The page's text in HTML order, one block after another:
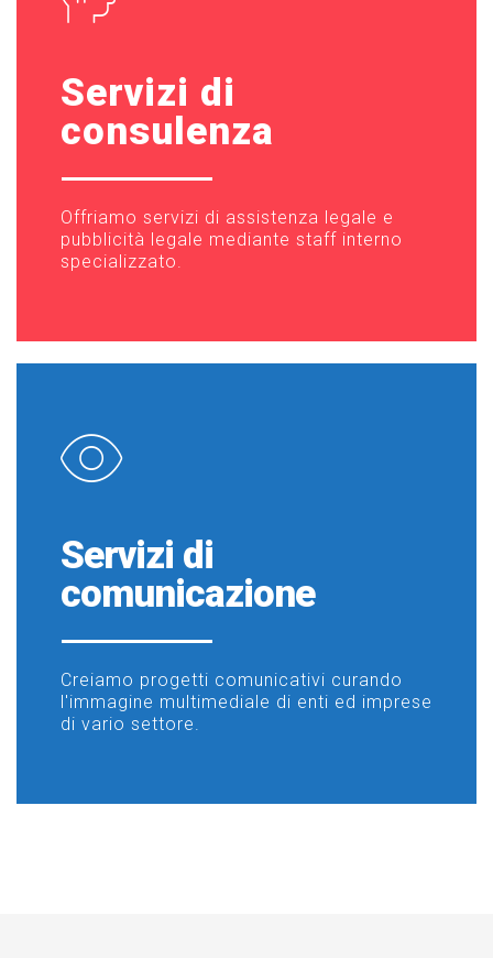
Servizi di
consulenza
Offriamo servizi di assistenza legale e
pubblicità legale mediante staff interno
specializzato.
Servizi di
comunicazione
Creiamo progetti comunicativi curando
l'immagine multimediale di enti ed imprese
di vario settore.